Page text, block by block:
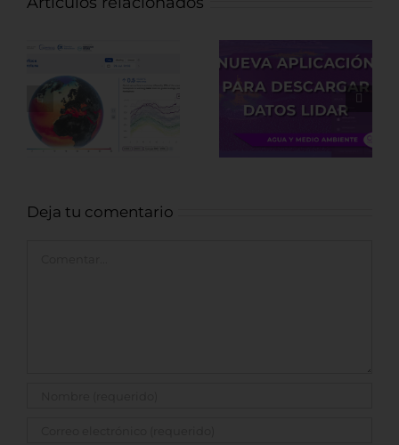
Nueva
aplicación para
datos LiDAR
Fuentes de
datos LiDAR de
Arqueológicos
Deja tu comentario